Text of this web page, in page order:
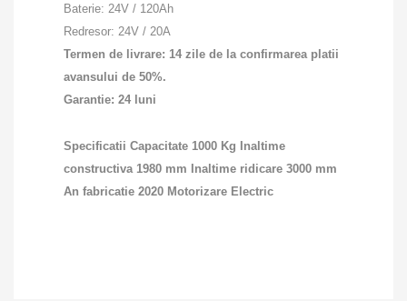
Baterie: 24V / 120Ah
Redresor: 24V / 20A
Termen de livrare: 14 zile de la confirmarea platii
avansului de 50%.
Garantie: 24 luni
Specificatii Capacitate 1000 Kg Inaltime
constructiva 1980 mm Inaltime ridicare 3000 mm
An fabricatie 2020 Motorizare Electric